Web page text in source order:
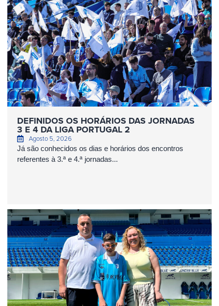
DEFINIDOS OS HORÁRIOS DAS JORNADAS
3 E 4 DA LIGA PORTUGAL 2
Agosto 5, 2026
Já são conhecidos os dias e horários dos encontros
referentes à 3.ª e 4.ª jornadas...